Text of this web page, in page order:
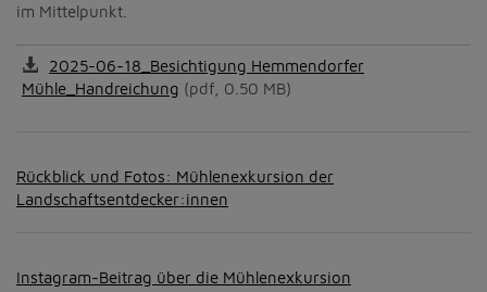
im Mittelpunkt.
2025-06-18_Besichtigung Hemmendorfer
Mühle_Handreichung (pdf, 0.50 MB)
Rückblick und Fotos: Mühlenexkursion der
Landschaftsentdecker:innen
Instagram-Beitrag über die Mühlenexkursion